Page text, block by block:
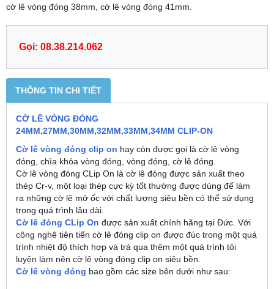
cờ lê vòng đóng 38mm, cờ lê vòng đóng 41mm.
Gọi: 08.38.214.062
THÔNG TIN CHI TIẾT
CỜ LÊ VÒNG ĐÓNG
24MM,27MM,30MM,32MM,33MM,34MM CLIP-ON
Cờ lê vòng đóng clip on hay còn được gọi là cờ lê vòng
đóng, chìa khóa vòng đóng, vòng đóng, cờ lê đóng.
Cờ lê vòng đóng CLip On là cờ lê đóng được sản xuất theo
thép Cr-v, một loại thép cực kỳ tốt thường được dùng để làm
ra những cờ lê mở ốc với chất lượng siêu bền có thể sử dụng
trong quá trình lâu dài.
Cờ lê đóng CLip On được sản xuất chính hãng tại Đức. Với
công nghê tiên tiến cờ lê đóng clip on được đúc trong một quá
trình nhiệt độ thích hợp và trả qua thêm một quá trình tôi
luyện làm nên cờ lê vòng đóng clip on siêu bền.
Cờ lê vòng đóng bao gồm các size bên dưới như sau: